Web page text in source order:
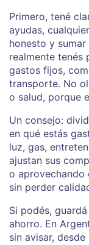
Primero, tené
ayudas,
honesto y
realmente tenés
gastos fijos,
transporte. No
o salud, porque
Un consejo:
en qué estás
luz, gas,
ajustan sus
o aprovechando
sin perder
Si podés,
ahorro. En
sin avisar,